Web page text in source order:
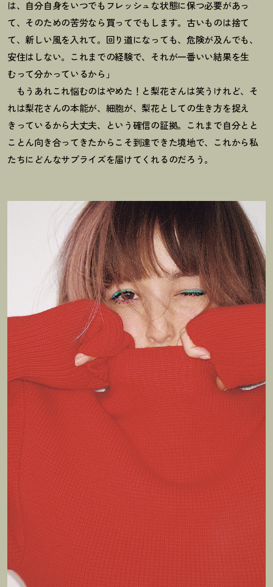
は、自分自身をいつでもフレッシュな状態に保つ必要があっ
て、そのための苦労なら買ってでもします。古いものは捨て
て、新しい風を入れて。回り道になっても、危険が及んでも、
安住はしない。これまでの経験で、それが一番いい結果を生
むって分かっているから」
もうあれこれ悩むのはやめた！と梨花さんは笑うけれど、そ
れは梨花さんの本能が、細胞が、梨花としての生き方を捉え
きっているから大丈夫、という確信の証拠。これまで自分とと
ことん向き合ってきたからこそ到達できた境地で、これから私
たちにどんなサプライズを届けてくれるのだろう。